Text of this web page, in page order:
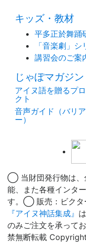
キッズ・教材
平多正於舞踊
「音楽劇」シ
講習会のご案
じゃぽマガジン
アイヌ語を贈るプ
クト
音声ガイド（バリ
ー）
◯ 当財団発行物は、
能、また各種インタ
す。◯ 販売：ビクタ
『アイヌ神話集成』
のみご注文を承ってお
禁無断転載